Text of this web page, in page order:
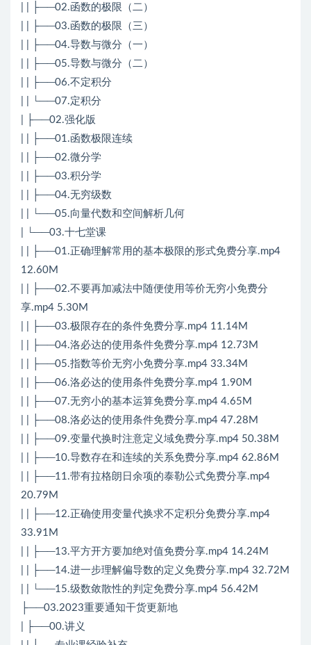
| | ├──02.函数的极限（二）
| | ├──03.函数的极限（三）
| | ├──04.导数与微分（一）
| | ├──05.导数与微分（二）
| | ├──06.不定积分
| | └──07.定积分
| ├──02.强化版
| | ├──01.函数极限连续
| | ├──02.微分学
| | ├──03.积分学
| | ├──04.无穷级数
| | └──05.向量代数和空间解析几何
| └──03.十七堂课
| | ├──01.正确理解常用的基本极限的形式免费分享.mp4
12.60M
| | ├──02.不要再加减法中随便使用等价无穷小免费分
享.mp4 5.30M
| | ├──03.极限存在的条件免费分享.mp4 11.14M
| | ├──04.洛必达的使用条件免费分享.mp4 12.73M
| | ├──05.指数等价无穷小免费分享.mp4 33.34M
| | ├──06.洛必达的使用条件免费分享.mp4 1.90M
| | ├──07.无穷小的基本运算免费分享.mp4 4.65M
| | ├──08.洛必达的使用条件免费分享.mp4 47.28M
| | ├──09.变量代换时注意定义域免费分享.mp4 50.38M
| | ├──10.导数存在和连续的关系免费分享.mp4 62.86M
| | ├──11.带有拉格朗日余项的泰勒公式免费分享.mp4
20.79M
| | ├──12.正确使用变量代换求不定积分免费分享.mp4
33.91M
| | ├──13.平方开方要加绝对值免费分享.mp4 14.24M
| | ├──14.进一步理解偏导数的定义免费分享.mp4 32.72M
| | └──15.级数敛散性的判定免费分享.mp4 56.42M
├──03.2023重要通知干货更新地
| ├──00.讲义